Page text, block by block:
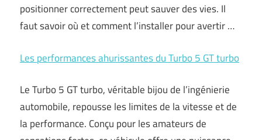
positionner correctement peut sauver des vies. Il
faut savoir où et comment l’installer pour avertir …
Les performances ahurissantes du Turbo 5 GT turbo
Le Turbo 5 GT turbo, véritable bijou de l’ingénierie
automobile, repousse les limites de la vitesse et de
la performance. Conçu pour les amateurs de